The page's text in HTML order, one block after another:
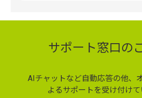
サポート窓口の
AIチャットなど自動応答の他、
よるサポートを受け付けて